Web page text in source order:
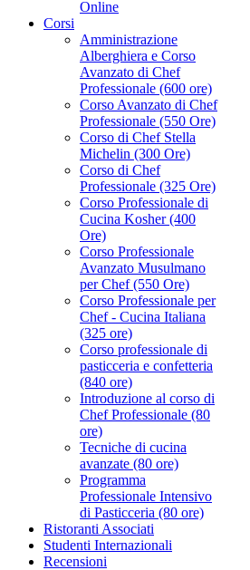
Online
Corsi
Amministrazione
Alberghiera e Corso
Avanzato di Chef
Professionale (600 ore)
Corso Avanzato di Chef
Professionale (550 Ore)
Corso di Chef Stella
Michelin (300 Ore)
Corso di Chef
Professionale (325 Ore)
Corso Professionale di
Cucina Kosher (400
Ore)
Corso Professionale
Avanzato Musulmano
per Chef (550 Ore)
Corso Professionale per
Chef - Cucina Italiana
(325 ore)
Corso professionale di
pasticceria e confetteria
(840 ore)
Introduzione al corso di
Chef Professionale (80
ore)
Tecniche di cucina
avanzate (80 ore)
Programma
Professionale Intensivo
di Pasticceria (80 ore)
Ristoranti Associati
Studenti Internazionali
Recensioni